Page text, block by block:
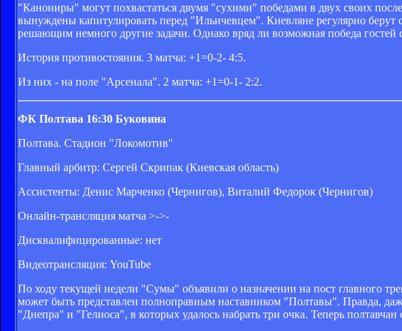
"Канониры" могут похвастаться двумя "сухими" победами в двух своих
вынуждены капитулировать перед "Ильичевцем". Киевляне регулярно
решающим немного другие задачи. Однако вряд ли возможная победа гостей
История противостояния. 3 матча: +1=0-2- 4:5.
Из них - на поле "Арсенала". 2 матча: +1=0-1- 2:2.
ФК Полтава 16:30 Буковина
Полтава. Стадион "Локомотив"
Главный арбитр: Сергей Скрипак (Киевская область)
Ассистенты: Денис Марченко (Чернигов), Виталий Федорок (Чернигов)
Онлайн-трансляция матча >->-
Дисквалифицированные: нет
Видеотрансляция: YouTube
По ходу текущей недели "Сумы" объявили о назначении на пост главного
может быть представлен полноправным наставником "Полтавы". Правда,
"Днепра" и "Гелиоса", в которых удалось набрать три очка. Теперь